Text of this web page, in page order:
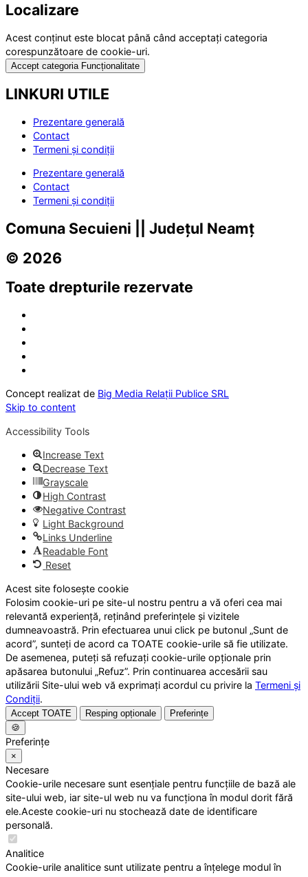
Localizare
Acest conținut este blocat până când acceptați categoria
corespunzătoare de cookie-uri.
Accept categoria Funcționalitate
LINKURI UTILE
Prezentare generală
Contact
Termeni și condiții
Prezentare generală
Contact
Termeni și condiții
Comuna Secuieni || Județul Neamț
© 2026
Toate drepturile rezervate
Concept realizat de Big Media Relații Publice SRL
Skip to content
Accessibility Tools
Increase Text
Decrease Text
Grayscale
High Contrast
Negative Contrast
Light Background
Links Underline
Readable Font
Reset
Acest site folosește cookie
Folosim cookie-uri pe site-ul nostru pentru a vă oferi cea mai
relevantă experiență, reținând preferințele și vizitele
dumneavoastră. Prin efectuarea unui click pe butonul „Sunt de
acord”, sunteți de acord ca TOATE cookie-urile să fie utilizate.
De asemenea, puteți să refuzați cookie-urile opționale prin
apăsarea butonului „Refuz”. Prin continuarea accesării sau
utilizării Site-ului web vă exprimați acordul cu privire la Termeni și
Condiții.
Accept TOATE Resping opționale
Preferințe
🍪
Preferințe
×
Necesare
Cookie-urile necesare sunt esențiale pentru funcțiile de bază ale
site-ului web, iar site-ul web nu va funcționa în modul dorit fără
ele.Aceste cookie-uri nu stochează date de identificare
personală.
Analitice
Cookie-urile analitice sunt utilizate pentru a înțelege modul în